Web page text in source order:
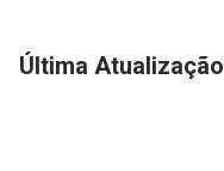
Última Atualização